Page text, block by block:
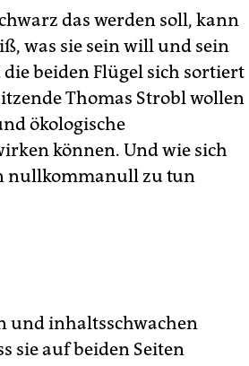
das werden soll, kann
was sie sein will und sein
beiden Flügel sich sortiert
Thomas Strobl wollen
ökologische
können. Und wie sich
nullkommanull zu tun
und inhaltsschwachen
sie auf beiden Seiten